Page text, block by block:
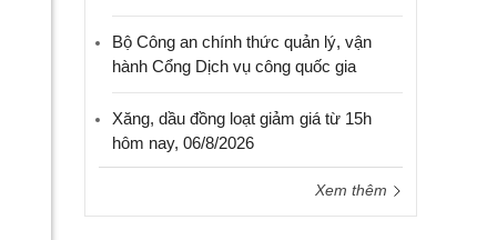
Bộ Công an chính thức quản lý, vận
hành Cổng Dịch vụ công quốc gia
Xăng, dầu đồng loạt giảm giá từ 15h
hôm nay, 06/8/2026
Xem thêm